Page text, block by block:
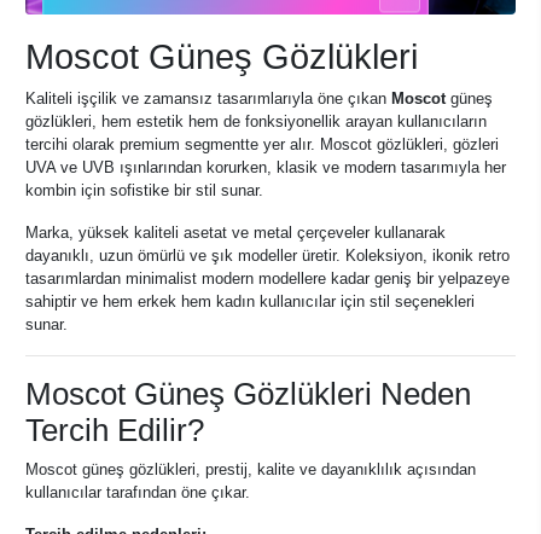
Moscot Güneş Gözlükleri
Kaliteli işçilik ve zamansız tasarımlarıyla öne çıkan Moscot güneş
gözlükleri, hem estetik hem de fonksiyonellik arayan kullanıcıların
tercihi olarak premium segmentte yer alır. Moscot gözlükleri, gözleri
UVA ve UVB ışınlarından korurken, klasik ve modern tasarımıyla her
kombin için sofistike bir stil sunar.
Marka, yüksek kaliteli asetat ve metal çerçeveler kullanarak
dayanıklı, uzun ömürlü ve şık modeller üretir. Koleksiyon, ikonik retro
tasarımlardan minimalist modern modellere kadar geniş bir yelpazeye
sahiptir ve hem erkek hem kadın kullanıcılar için stil seçenekleri
sunar.
Moscot Güneş Gözlükleri Neden
Tercih Edilir?
Moscot güneş gözlükleri, prestij, kalite ve dayanıklılık açısından
kullanıcılar tarafından öne çıkar.